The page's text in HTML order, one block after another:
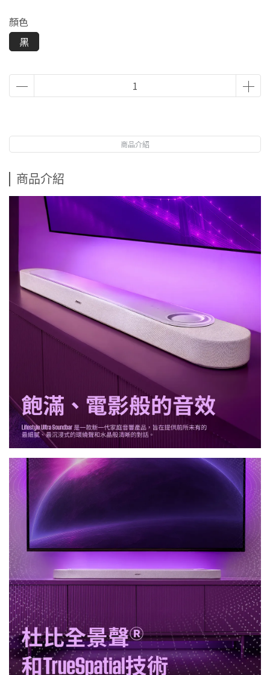
顏色
黑
商品介紹
商品介紹